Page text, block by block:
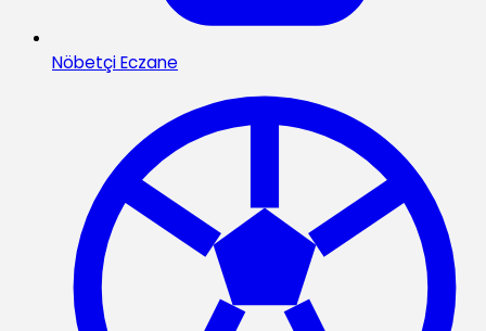
Nöbetçi Eczane